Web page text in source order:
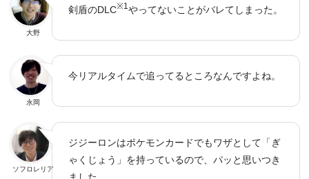
大野
剣盾のDLC※1 やってないことがバレてしまった。
永岡
今リアルタイムで追ってるところなんですよね。
ソフロレリア
ジジーロンはポケモンカードでもワザとして「ぎ
ゃくじょう」を持っているので、パッと思いつき
ました。